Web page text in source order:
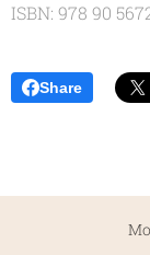
ISBN: 978 90
Share